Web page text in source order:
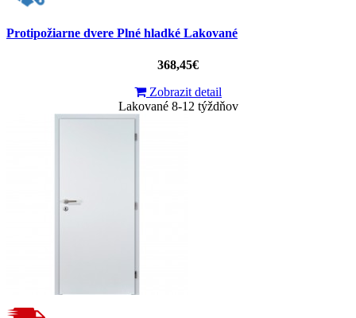
Protipožiarne dvere Plné hladké Lakované
368,45€
Zobrazit detail
Lakované 8-12 týždňov